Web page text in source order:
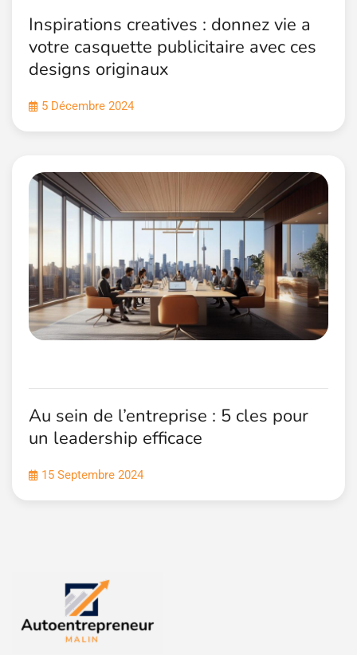
Inspirations creatives : donnez vie a
votre casquette publicitaire avec ces
designs originaux
5 Décembre 2024
Au sein de l’entreprise : 5 cles pour
un leadership efficace
15 Septembre 2024